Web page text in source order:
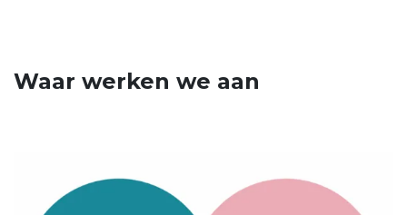
Waar werken we aan